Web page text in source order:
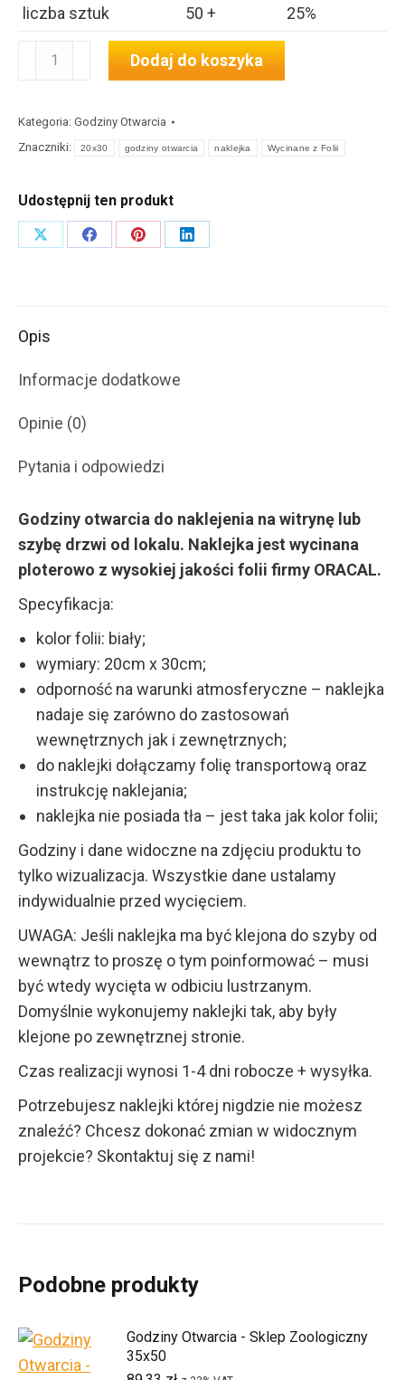
liczba sztuk
50 + 25%
Godziny
20x30
cm
#G0201
Dodaj do koszyka
Kategoria: Godziny Otwarcia
Znaczniki:
20x30 godziny otwarcia naklejka Wycinane z Folii
Udostępnij ten produkt
Share
Share
Share
Share
Opis
Informacje dodatkowe
Opinie (0)
Pytania i odpowiedzi
Godziny otwarcia do naklejenia na witrynę lub
szybę drzwi od lokalu. Naklejka jest wycinana
ploterowo z wysokiej jakości folii firmy ORACAL.
Specyfikacja:
kolor folii: biały;
wymiary: 20cm x 30cm;
odporność na warunki atmosferyczne – naklejka
nadaje się zarówno do zastosowań
wewnętrznych jak i zewnętrznych;
do naklejki dołączamy folię transportową oraz
instrukcję naklejania;
naklejka nie posiada tła – jest taka jak kolor folii;
Godziny i dane widoczne na zdjęciu produktu to
tylko wizualizacja. Wszystkie dane ustalamy
indywidualnie przed wycięciem.
UWAGA: Jeśli naklejka ma być klejona do szyby od
wewnątrz to proszę o tym poinformować – musi
być wtedy wycięta w odbiciu lustrzanym.
Domyślnie wykonujemy naklejki tak, aby były
klejone po zewnętrznej stronie.
Czas realizacji wynosi 1-4 dni robocze + wysyłka.
Potrzebujesz naklejki której nigdzie nie możesz
znaleźć? Chcesz dokonać zmian w widocznym
projekcie? Skontaktuj się z nami!
Podobne produkty
Godziny Otwarcia - Sklep Zoologiczny
35x50